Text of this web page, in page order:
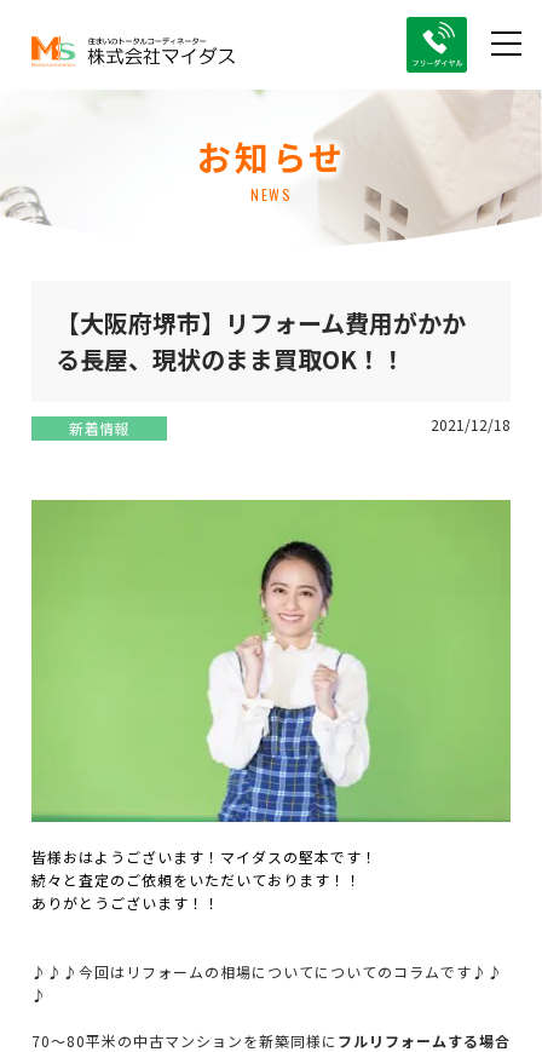
お知らせ
NEWS
【大阪府堺市】リフォーム費用がかか
る長屋、現状のまま買取OK！！
新着情報 2021/12/18
皆様おはようございます！マイダスの堅本です！
続々と査定のご依頼をいただいております！！
ありがとうございます！！
♪♪♪今回はリフォームの相場についてについてのコラムです♪♪
♪
70～80平米の中古マンションを新築同様に フルリフォームする場合